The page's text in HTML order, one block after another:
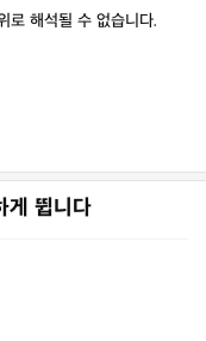
로 해석될 수 없습니다.
게 뜁니다